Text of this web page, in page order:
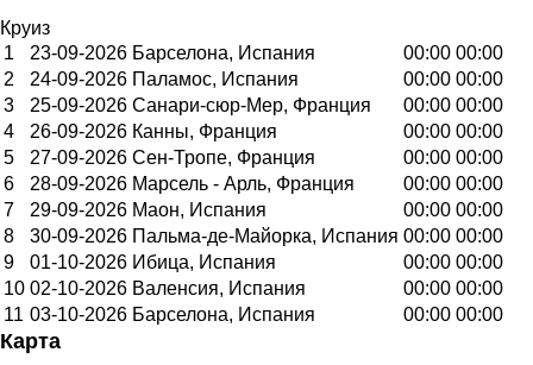
Круиз
1
23-09-2026 Барселона, Испания 00:00 00:00
2
24-09-2026 Паламос, Испания 00:00 00:00
3
25-09-2026 Санари-сюр-Мер, Франция 00:00 00:00
4
26-09-2026 Канны, Франция 00:00 00:00
5
27-09-2026 Сен-Тропе, Франция 00:00 00:00
6
28-09-2026 Марсель - Арль, Франция 00:00 00:00
7
29-09-2026 Маон, Испания 00:00 00:00
8
30-09-2026 Пальма-де-Майорка, Испания 00:00 00:00
9
01-10-2026 Ибица, Испания 00:00 00:00
10 02-10-2026 Валенсия, Испания 00:00 00:00
11 03-10-2026 Барселона, Испания 00:00 00:00
Карта